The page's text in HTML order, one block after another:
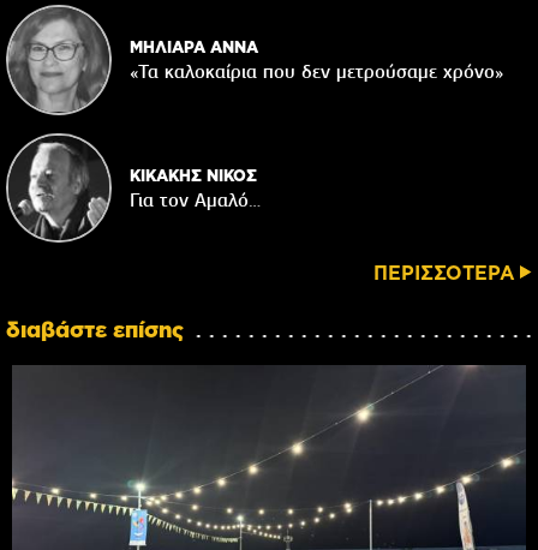
ΜΗΛΙΑΡΑ ΑΝΝΑ
«Τα καλοκαίρια που δεν μετρούσαμε χρόνο»
ΚΙΚΑΚΗΣ ΝΙΚΟΣ
Για τον Αμαλό…
ΠΕΡΙΣΣΟΤΕΡΑ
διαβάστε επίσης